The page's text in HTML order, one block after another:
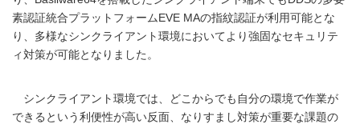
素認証統合プラットフォームEVE MAの指紋認証が利用可能とな
り、多様なシンクライアント環境においてより強固なセキュリテ
ィ対策が可能となりました。
シンクライアント環境では、どこからでも自分の環境で作業が
できるという利便性が高い反面、なりすまし対策が重要な課題の